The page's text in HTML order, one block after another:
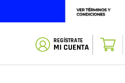
MI CUENTA